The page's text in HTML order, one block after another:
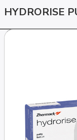
HYDRORISE